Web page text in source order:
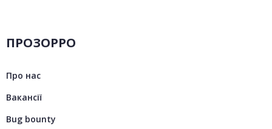
ПРОЗОРРО
Про нас
Вакансії
Bug bounty